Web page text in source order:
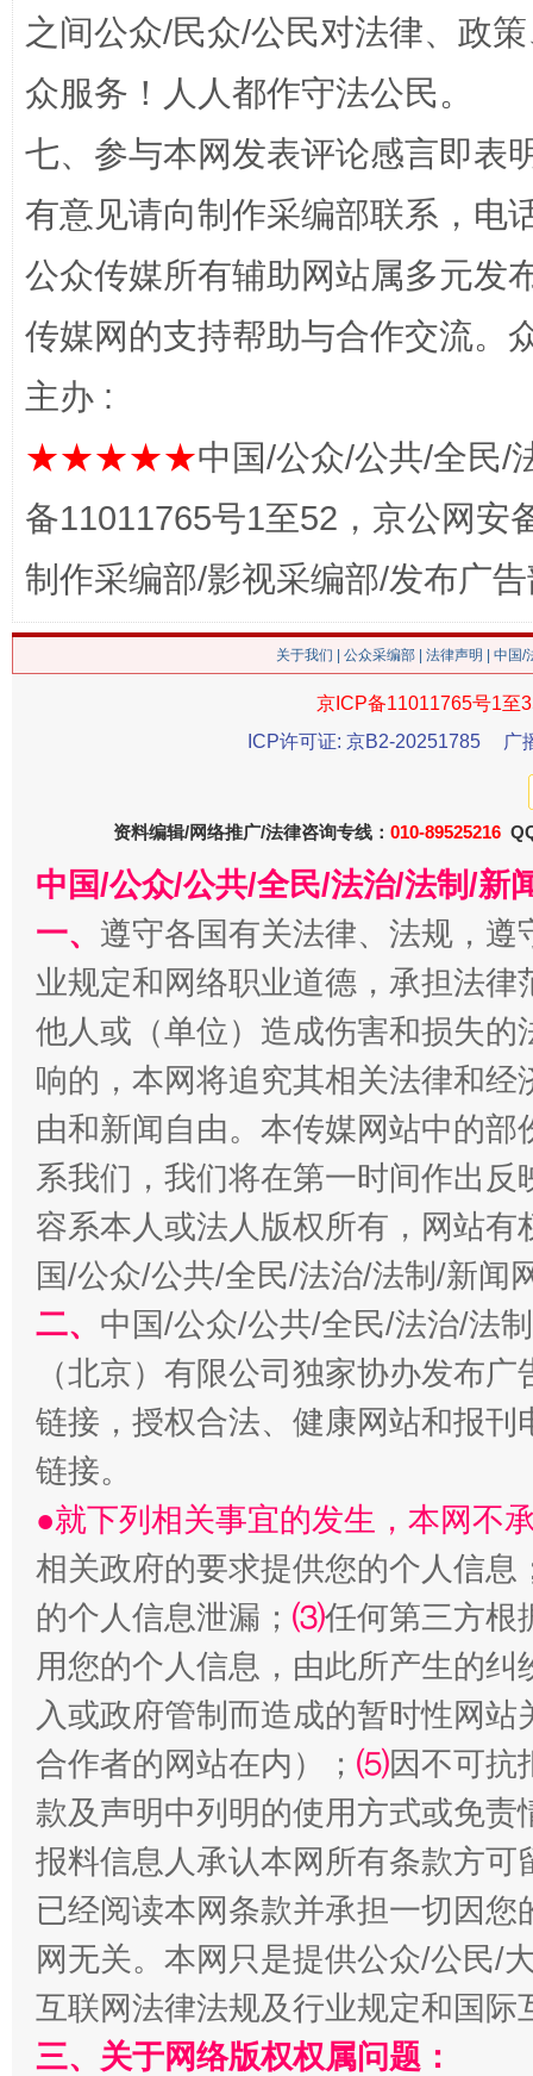
在谋一域中谋全局
今
习近平的博鳌关键词
魏明亮
生
揭批美国五大"原罪" "炒
之间公众/民众/公民对法律、政
众服务！人人都作守法公民。
七、参与本网发表评论感言即表
有意见请向制作采编部联系，电
公众传媒所有辅助网站属多元发
传媒网的支持帮助与合作交流。
主办 :
★★★★★中国/公众/公共/全民/
备11011765号1至52，京公网安
制作采编部/影视采编部/发布广
关于我们 公众采编部 法律声明 | 中国
京ICP备11011765号1至
ICP许可证: 京B2-20251785
广
资料编辑/网络推广/法律咨询专线： 010-89525216
中国/公众/公共/全民/法治/法制/新
一、 遵守各国有关法律、法规，
业规定和网络职业道德，承担法
他人或（单位）造成伤害和损失
响的，本网将追究其相关法律和
由和新闻自由。本传媒网站中的
系我们，我们将在第一时间作出
容系本人或法人版权所有，网站
国/公众/公共/全民/法治/法制/新闻
二、 中国/公众/公共/全民/法治/法
（北京）有限公司独家协办发布
链接，授权合法、健康网站和报
链接。
●就下列相关事宜的发生，本网不
相关政府的要求提供您的个人信息
的个人信息泄漏； ⑶任何第三方根
用您的个人信息，由此所产生的纠
入或政府管制而造成的暂时性网
合作者的网站在内）； ⑸因不可抗
款及声明中列明的使用方式或免责
报料信息人承认本网所有条款方
已经阅读本网条款并承担一切因
网无关。本网只是提供公众/公民/
互联网法律法规及行业规定和国
三、关于网络版权权属问题：